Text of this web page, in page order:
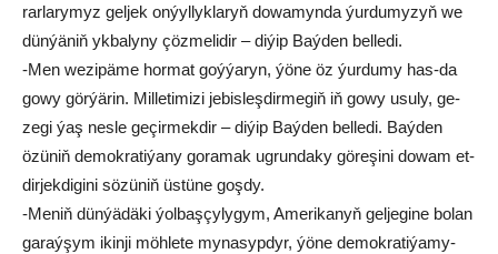
rar­la­ry­myz gel­jek on­ýyl­lyk­la­ryň do­wa­myn­da ýur­du­my­zyň we
dün­ýä­niň yk­ba­ly­ny çöz­me­li­dir – di­ýip Baý­den bel­le­di.
-Men we­zi­pä­me hor­mat goý­ýa­ryn, ýö­ne öz ýur­du­my has-da
go­wy gör­ýä­rin. Mil­le­ti­mi­zi je­bis­leş­dir­me­giň iň go­wy usu­ly, ge­
ze­gi ýaş nes­le ge­çir­mek­dir – di­ýip Baý­den bel­le­di. Baý­den
özü­niň de­mok­ra­ti­ýa­ny go­ra­mak ug­run­da­ky gö­re­şi­ni do­wam et­
dir­jek­di­gi­ni sö­zü­niň üs­tü­ne goş­dy.
-Me­niň dün­ýä­dä­ki ýol­baş­çy­ly­gym, Ame­ri­ka­nyň gel­je­gi­ne bo­lan
ga­raý­şym ikin­ji möh­le­te my­na­syp­dyr, ýö­ne de­mok­ra­ti­ýa­my­